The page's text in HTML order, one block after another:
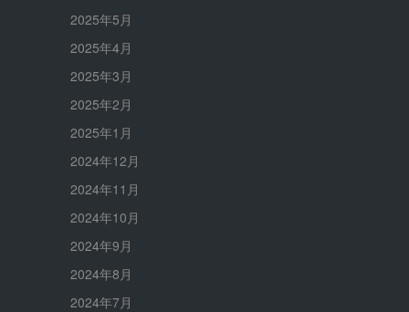
2025年5月
2025年4月
2025年3月
2025年2月
2025年1月
2024年12月
2024年11月
2024年10月
2024年9月
2024年8月
2024年7月